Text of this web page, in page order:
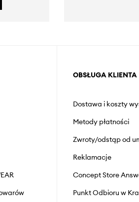
OBSŁUGA KLIENTA
Dostawa i koszty
Metody płatności
Zwroty/odstąp od
Reklamacje
Concept Store
Punkt Odbioru w